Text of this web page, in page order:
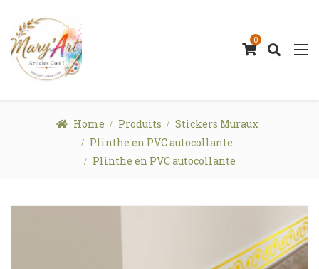
0
Home Produits
Stickers Muraux
Plinthe en PVC autocollante
Plinthe en PVC autocollante